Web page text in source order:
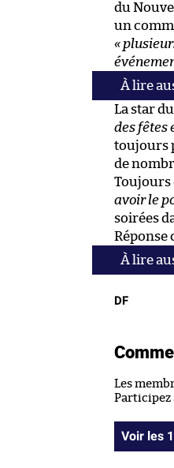
du
un
«
La star
des fêtes
toujours
de
Toujours
avoir le
soirées
Réponse
DF
Les
Participez